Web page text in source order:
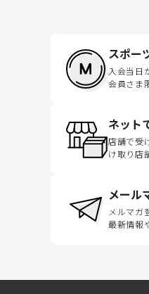
スポー
入会当日
会員さま
ネット
店舗で受
け取り店
メール
メルマガ
最新情報